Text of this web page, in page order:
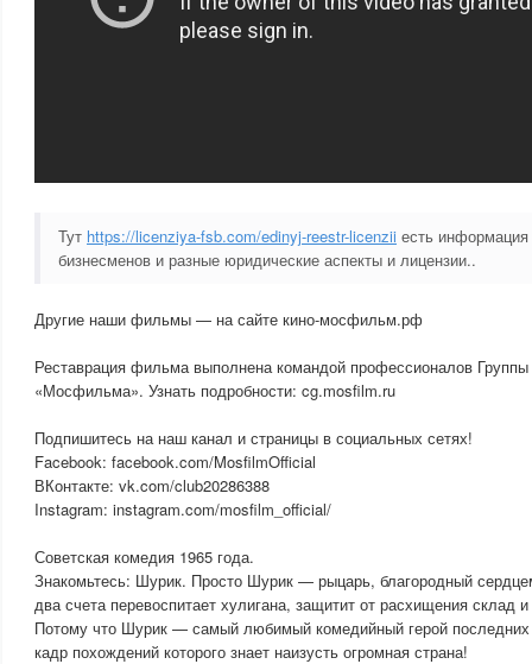
Тут https://licenziya-fsb.com/edinyj-reestr-licenzii есть информация
бизнесменов и разные юридические аспекты и лицензии..
Другие наши фильмы — на сайте кино-мосфильм.рф
Реставрация фильма выполнена командой профессионалов
«Мосфильма». Узнать подробности: cg.mosfilm.ru
Подпишитесь на наш канал и страницы в социальных сетях!
Facebook: facebook.com/MosfilmOfficial
ВКонтакте: vk.com/club20286388
Instagram: instagram.com/mosfilm_official/
Советская комедия 1965 года.
Знакомьтесь: Шурик. Просто Шурик — рыцарь, благородный
два счета перевоспитает хулигана, защитит от расхищения склад
Потому что Шурик — самый любимый комедийный герой последних
кадр похождений которого знает наизусть огромная страна!